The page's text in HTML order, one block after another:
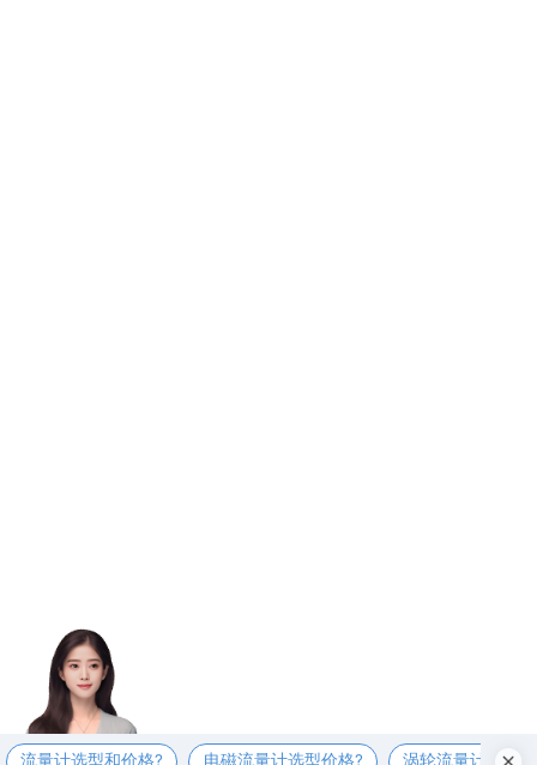
流量计选型和价格? 电磁流量计选型价格? 涡轮流量计选型